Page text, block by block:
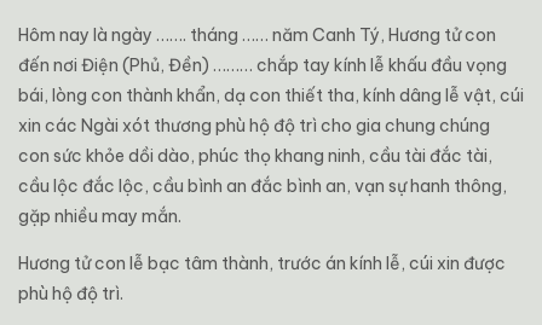
Hôm nay là ngày ……. tháng …… năm Canh Tý, Hương tử con
đến nơi Điện (Phủ, Đền) ……… chắp tay kính lễ khấu đầu vọng
bái, lòng con thành khẩn, dạ con thiết tha, kính dâng lễ vật, cúi
xin các Ngài xót thương phù hộ độ trì cho gia chung chúng
con sức khỏe dồi dào, phúc thọ khang ninh, cầu tài đắc tài,
cầu lộc đắc lộc, cầu bình an đắc bình an, vạn sự hanh thông,
gặp nhiều may mắn.
Hương tử con lễ bạc tâm thành, trước án kính lễ, cúi xin được
phù hộ độ trì.